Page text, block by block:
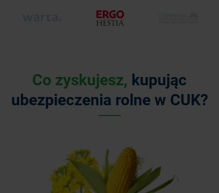
Co zyskujesz, kupując
ubezpieczenia rolne w CUK?